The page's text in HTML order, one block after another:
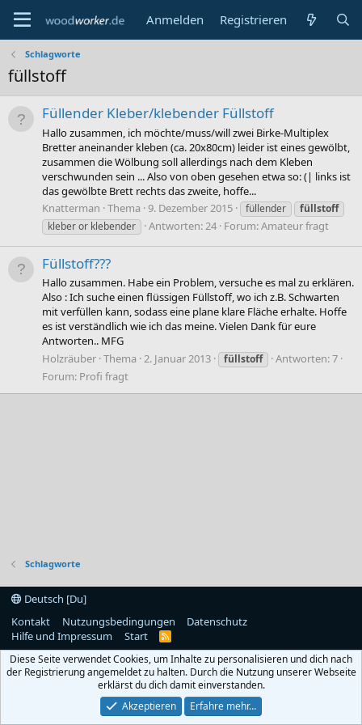
Anmelden Registrieren
Schlagworte
füllstoff
Füllender Kleber/klebender Füllstoff
Hallo zusammen, ich möchte/muss/will zwei Birke-Multiplex
Bretter aneinander kleben (ca. 20x80cm) leider ist eines gewölbt,
zusammen die Wölbung soll allerdings nach dem Kleben
verschwunden sein ... Also von oben gesehen etwa so: (| links ist
das gewölbte Brett rechts das zweite, hoffe...
Knatterman Thema 9. Dezember 2015 füllender
füllstoff
kleber or klebender
Antworten: 24 Forum:Amateur fragt
Füllstoff???
Hallo zusammen. Habe ein Problem, versuche es mal zu erklären.
Also : Ich suche einen flüssigen Füllstoff, wo ich z.B. Schwarten
mit verfüllen kann, sodass eine plane klare Fläche erhalte. Hoffe
es ist verständlich wie ich das meine. Vielen Dank für eure
Antworten.. MFG
Holzräuber Thema 2. Januar 2013 füllstoff
Antworten: 7
Forum: Profi fragt
Schlagworte
Deutsch [Du]
Kontakt
Nutzungsbedingungen
Datenschutz
Hilfe und Impressum
Start
R
S
Diese Seite verwendet Cookies, um Inhalte zu personalisieren und dich nach
der Registrierung angemeldet zu halten. Durch die Nutzung unserer Webseite
erklärst du dich damit einverstanden.
Akzeptieren
Erfahre mehr…